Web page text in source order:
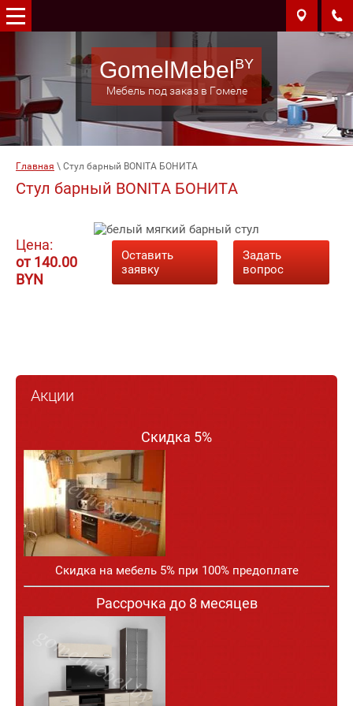
GomelMebel
Мебель под заказ в Гомеле
Акции
Скидка 5%
Скидка на мебель 5% при 100% предоплате
Рассрочка до 8 месяцев
Главная \ Стул барный BONITA БОНИТА
Стул барный BONITA БОНИТА
Цена:
от 140.00
BYN
Оставить
заявку
Задать
вопрос